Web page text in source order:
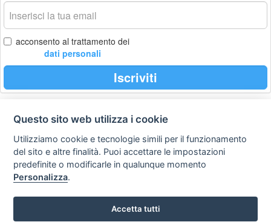
La
tua
email
acconsento al trattamento dei
dati personali
Iscriviti
Privacy
policy
Avviso
legale
Preferenze cookie
Copyright © 2008
SVILUPPO TURISMO ITALIA S.r.L. unipersonale
Questo sito web utilizza i cookie
Utilizziamo cookie e tecnologie simili per il funzionamento
del sito e altre finalità. Puoi accettare le impostazioni
predefinite o modificarle in qualunque momento
Personalizza.
Accetta tutti